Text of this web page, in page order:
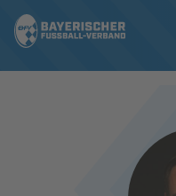
ERGEBNISSE &